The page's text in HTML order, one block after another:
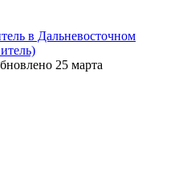
в Дальневосточном
25 марта